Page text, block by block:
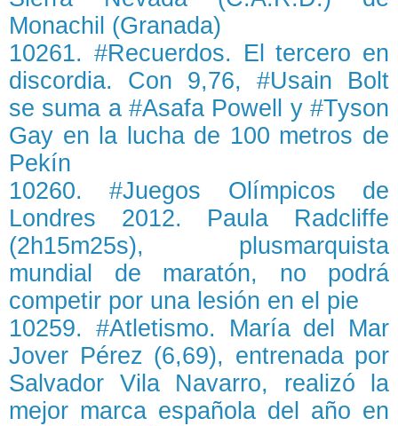
Monachil (Granada)
10261. #Recuerdos. El tercero en
discordia. Con 9,76, #Usain Bolt
se suma a #Asafa Powell y #Tyson
Gay en la lucha de 100 metros de
Pekín
10260. #Juegos Olímpicos de
Londres 2012. Paula Radcliffe
(2h15m25s), plusmarquista
mundial de maratón, no podrá
competir por una lesión en el pie
10259. #Atletismo. María del Mar
Jover Pérez (6,69), entrenada por
Salvador Vila Navarro, realizó la
mejor marca española del año en